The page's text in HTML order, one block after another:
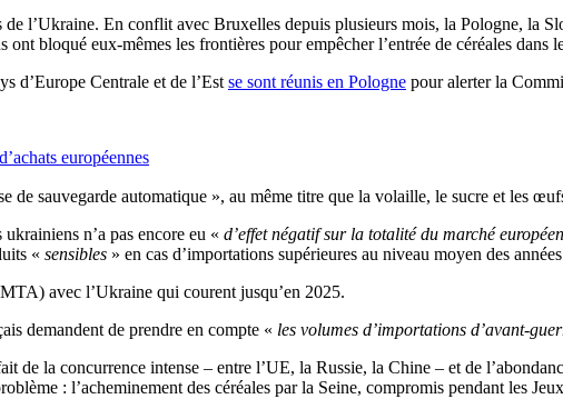
l’Ukraine. En conflit avec Bruxelles depuis plusieurs mois, la Pologne, la
ont bloqué eux-mêmes les frontières pour empêcher l’entrée de céréales dans
d’Europe Centrale et de l’Est se sont réunis en Pologne pour alerter la
européennes
de sauvegarde automatique », au même titre que la volaille, le sucre et les
n’a pas encore eu « d’effet négatif sur la totalité du marché européen
« sensibles » en cas d’importations supérieures au niveau moyen des
avec l’Ukraine qui courent jusqu’en 2025.
demandent de prendre en compte « les volumes d’importations d’avant-
de la concurrence intense – entre l’UE, la Russie, la Chine – et de
: l’acheminement des céréales par la Seine, compromis pendant les